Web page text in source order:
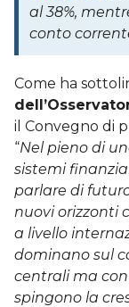
al 38%,
conto
Come ha
il Convegno di
“Nel pieno di
sistemi
parlare di
nuovi orizzonti
a livello
dominano sul
centrali ma
spingono la